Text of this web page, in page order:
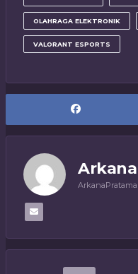
OLAHRAGA ELEKTRONIK
VALORANT ESPORTS
ArkanaPratama